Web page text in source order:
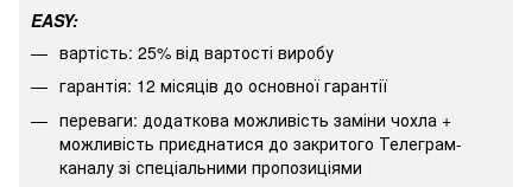
EASY:
вартість: 25% від вартості виробу
гарантія: 12 місяців до основної гарантії
переваги: додаткова можливість заміни чохла +
можливість приєднатися до закритого Телеграм-
каналу зі спеціальними пропозиціями